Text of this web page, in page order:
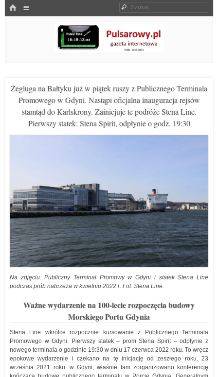
HOME Szukaj
Pulsarowy.pl
Żegluga na Bałtyku już w piątek ruszy z Publicznego Terminala
Promowego w Gdyni. Nastąpi oficjalna inauguracja rejsów
stamtąd do Karlskrony. Zainicjuje te podróże Stena Line.
Pierwszy statek: Stena Spirit, odpłynie o godz. 19:30
Na zdjęciu: Publiczny Terminal Promowy w Gdyni i statek Stena Line
podczas prób nabrzeża w kwietniu 2022 r. Fot. Stena Line.
Ważne wydarzenie na 100-lecie rozpoczęcia budowy
Morskiego Portu Gdynia
Stena Line wkrótce rozpocznie kursowanie z Publicznego Terminala
Promowego w Gdyni. Pierwszy statek – prom Stena Spirit – odpłynie z
nowego terminala o godzinie 19:30 w dniu 17 czerwca 2022 roku. To wręcz
epokowe wydarzenie i czekano na tę inicjację od zeszłego roku. 23
września 2021 roku, w Gdyni, właśnie tam zorganizowano konferencję